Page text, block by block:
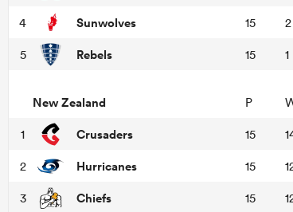
4 Sunwolves 15 2
5 Rebels 15 1
New Zealand P
1 Crusaders 15
2 Hurricanes 15
3 Chiefs 15